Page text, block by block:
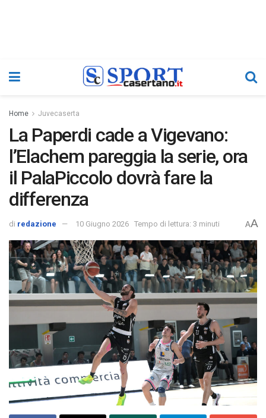
Home Juvecaserta
La Paperdi cade a Vigevano:
l’Elachem pareggia la serie, ora
il PalaPiccolo dovrà fare la
differenza
di redazione 10 Giugno 2026 Tempo di lettura: 3 minuti AA